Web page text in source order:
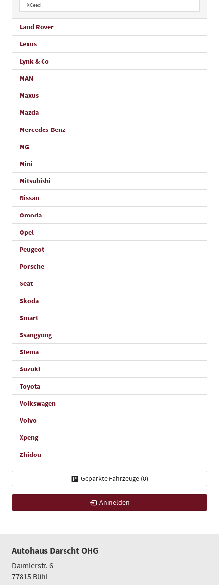
XCeed
Land Rover
Lexus
Lynk & Co
MAN
Maxus
Mazda
Mercedes-Benz
MG
Mini
Mitsubishi
Nissan
Omoda
Opel
Peugeot
Porsche
Seat
Skoda
Smart
Ssangyong
Stema
Suzuki
Toyota
Volkswagen
Volvo
Xpeng
Zhidou
Geparkte Fahrzeuge (0)
Anmelden
Autohaus Darscht OHG
Daimlerstr. 6
77815 Bühl